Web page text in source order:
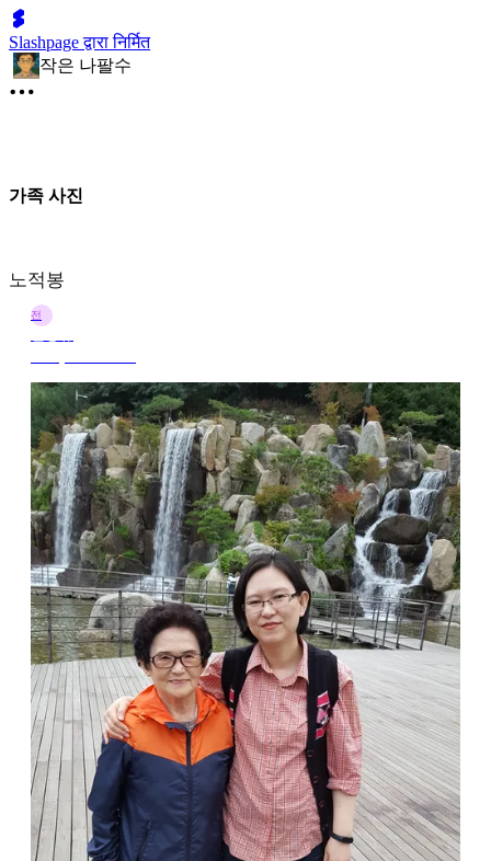
Slashpage द्वारा निर्मित
작은 나팔수
가족 사진
노적봉
전